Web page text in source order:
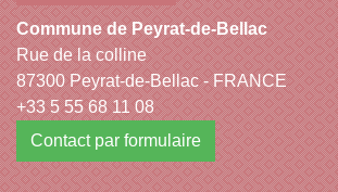
Commune de Peyrat-de-Bellac
Rue de la colline
87300 Peyrat-de-Bellac - FRANCE
+33 5 55 68 11 08
Contact par formulaire